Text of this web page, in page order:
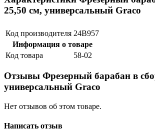
25,50 см, универсальный Graco
Код производителя 24B957
Информация о товаре
Код товара
58-02
Отзывы Фрезерный барабан в
универсальный Graco
Нет отзывов об этом товаре.
Написать отзыв